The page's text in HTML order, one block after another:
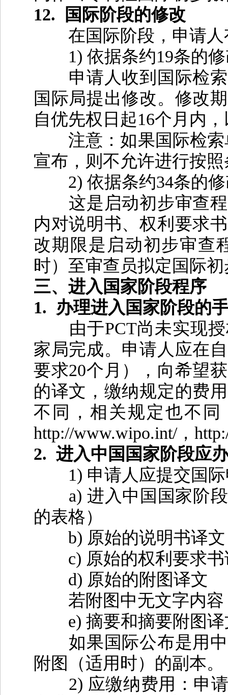
12.
国际阶段的修改
在国际阶段，申请
1) 依据条约19条的
申请人收到国际检索
国际局提出修改。修改
自优先权日起16个月内
注意：如果国际检索
宣布，则不允许进行按
2) 依据条约34条的
这是启动初步审查程
内对说明书、权利要求
改期限是启动初步审查
时）至审查员拟定国际
三、进入国家阶段程序
1. 办理进入国家阶段的
由于PCT尚未实现
家局完成。申请人应在
要求20个月），向希望
的译文，缴纳规定的费
不同，相关规定也不同
http://www.wipo.int/，
2. 进入中国国家阶段应
1) 申请人应提交国
a) 进入中国国家阶
的表格）
b) 原始的说明书译文
c) 原始的权利要求
d) 原始的附图译文
若附图中无文字内容
e) 摘要和摘要附图
如果国际公布是用中
附图（适用时）的副本。
2) 应缴纳费用：申